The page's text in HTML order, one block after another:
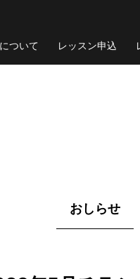
ついて レッスン申込
おしらせ